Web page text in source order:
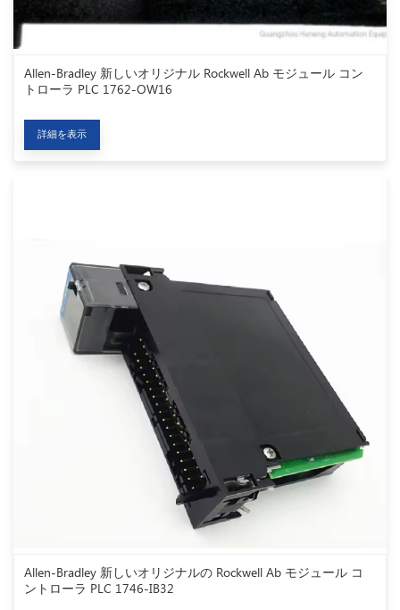
Allen-Bradley 新しいオリジナル Rockwell Ab モジュール コン
トローラ PLC 1762-OW16
詳細を表示
Allen-Bradley 新しいオリジナルの Rockwell Ab モジュール コ
ントローラ PLC 1746-IB32